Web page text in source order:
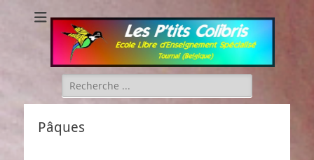
Les P'tits Colibris
Rechercher :
Pâques